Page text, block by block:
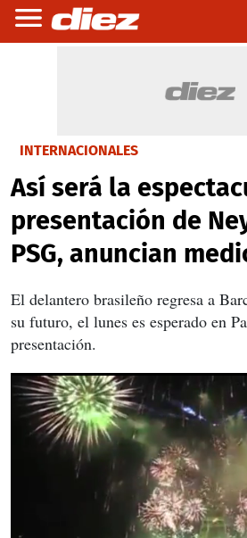
INTERNACIONALES
Así será la
presentación de
PSG, anuncian
El delantero brasileño regresa a
su futuro, el lunes es esperado en
presentación.